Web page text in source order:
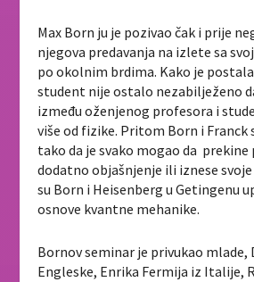
Max Born ju je pozivao čak i prije
njegova predavanja na izlete sa
po okolnim brdima. Kako je
student nije ostalo nezabilježeno
između oženjenog profesora i
više od fizike. Pritom Born i Franck
tako da je svako mogao da prekine
dodatno objašnjenje ili iznese
su Born i Heisenberg u Getingenu
osnove kvantne mehanike.
Bornov seminar je privukao mlade,
Engleske, Enrika Fermija iz Italije,